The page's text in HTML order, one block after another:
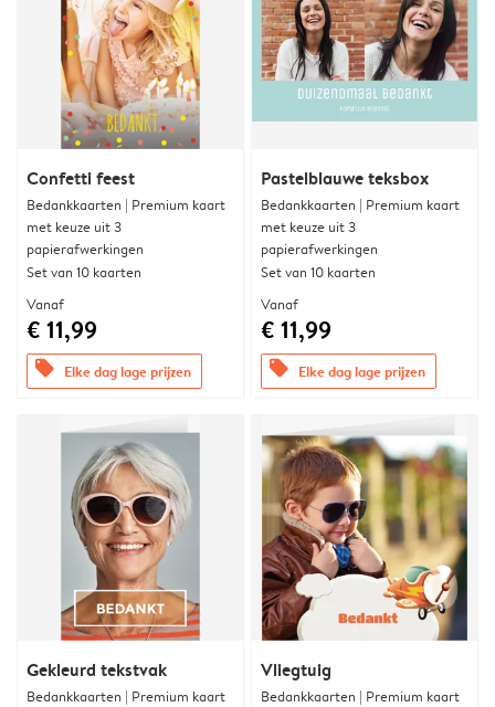
Confetti feest
Bedankkaarten | Premium kaart
met keuze uit 3
papierafwerkingen
Set van 10 kaarten
Vanaf
€ 11,99
offers Elke dag lage prijzen
Pastelblauwe teksbox
Bedankkaarten | Premium kaart
met keuze uit 3
papierafwerkingen
Set van 10 kaarten
Vanaf
€ 11,99
offers Elke dag lage prijzen
Gekleurd tekstvak
Bedankkaarten | Premium kaart
Vliegtuig
Bedankkaarten | Premium kaart